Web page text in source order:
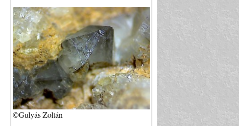
©Gulyás Zoltán